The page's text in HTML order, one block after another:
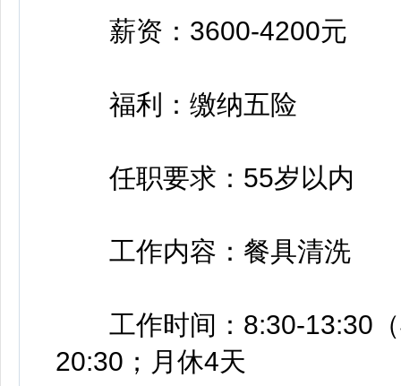
薪资：3600-4200元
福利：缴纳五险
任职要求：55岁以内
工作内容：餐具清洗
工作时间：8:30-13:30（
20:30；月休4天